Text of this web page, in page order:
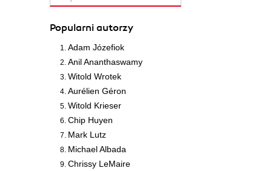
Popularni autorzy
Adam Józefiok
Anil Ananthaswamy
Witold Wrotek
Aurélien Géron
Witold Krieser
Chip Huyen
Mark Lutz
Michael Albada
Chrissy LeMaire